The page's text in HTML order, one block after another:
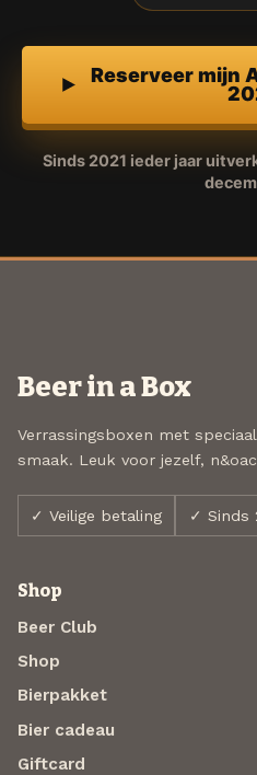
Reserveer mijn
Sinds 2021 ieder jaar
Beer in a Box
Verrassingsboxen met
smaak. Leuk voor jezelf,
✓ Veilige betaling ✓ Sinds
Shop
Beer Club
Shop
Bierpakket
Bier cadeau
Giftcard